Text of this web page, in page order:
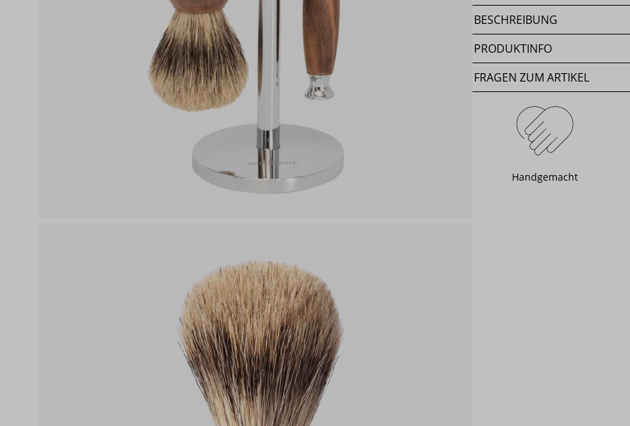
BESCHREIBUNG
PRODUKTINFO
FRAGEN ZUM ARTIKEL
Handgemacht